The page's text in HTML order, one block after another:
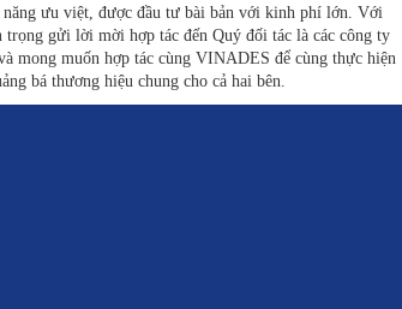
ưu việt, được đầu tư bài bản với kinh phí lớn. Với
gửi lời mời hợp tác đến Quý đối tác là các công ty
mong muốn hợp tác cùng VINADES để cùng thực hiện
bá thương hiệu chung cho cả hai bên.